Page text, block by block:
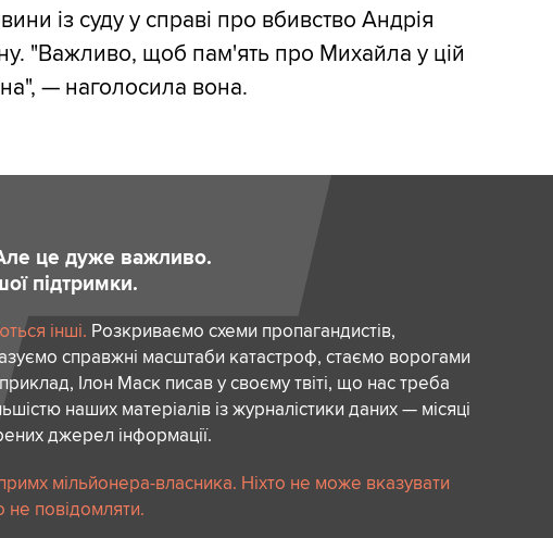
із суду у справі про вбивство Андрія
"Важливо, щоб пам'ять про Михайла у цій
— наголосила вона.
це дуже важливо.
підтримки.
інші. Розкриваємо схеми пропагандистів,
справжні масштаби катастроф, стаємо ворогами
Ілон Маск писав у своєму твіті, що нас треба
наших матеріалів із журналістики даних — місяці
джерел інформації.
мільйонера-власника. Ніхто не може вказувати
повідомляти.